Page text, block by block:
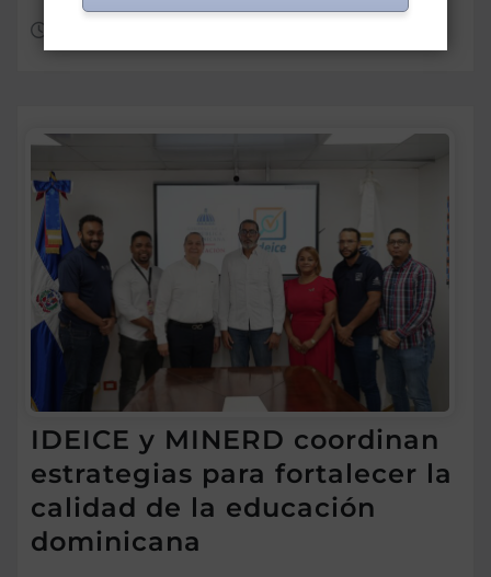
IDEICE y MINERD coordinan
estrategias para fortalecer la
calidad de la educación
dominicana